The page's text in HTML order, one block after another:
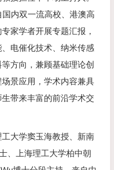
内双一流高校、港澳高
家学者开展专题汇报，
电催化技术、纳米传感
方向，兼顾基础理论创
景应用，学术内容兼具
带来丰富的前沿学术交
大学窦玉海教授、新南
、上海理工大学柏中朝